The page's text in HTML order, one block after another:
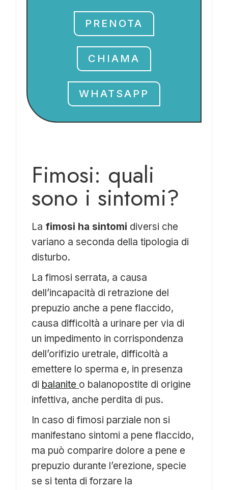
PRENOTA
CHIAMA
WHATSAPP
Fimosi: quali
sono i sintomi?
La fimosi ha sintomi diversi che
variano a seconda della tipologia di
disturbo.
La fimosi serrata, a causa
dell’incapacità di retrazione del
prepuzio anche a pene flaccido,
causa difficoltà a urinare per via di
un impedimento in corrispondenza
dell’orifizio uretrale, difficoltà a
emettere lo sperma e, in presenza
di balanite o balanopostite di origine
infettiva, anche perdita di pus.
In caso di fimosi parziale non si
manifestano sintomi a pene flaccido,
ma può comparire dolore a pene e
prepuzio durante l’erezione, specie
se si tenta di forzare la